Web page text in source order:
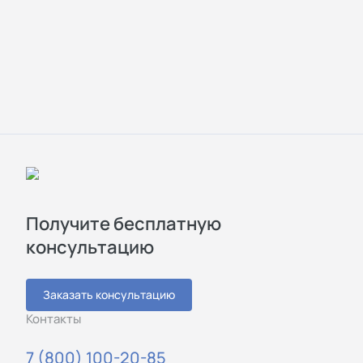
Получите бесплатную
консультацию
Заказать консультацию
Контакты
7 (800) 100-20-85